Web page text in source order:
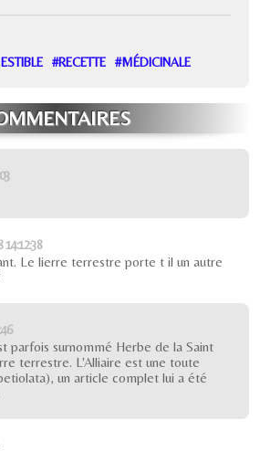
#RECETTE #MÉDICINALE
14:12:38
Le lierre terrestre porte t il un autre
parfois surnommé Herbe de la Saint
terrestre. L'Alliaire est une toute
un article complet lui a été